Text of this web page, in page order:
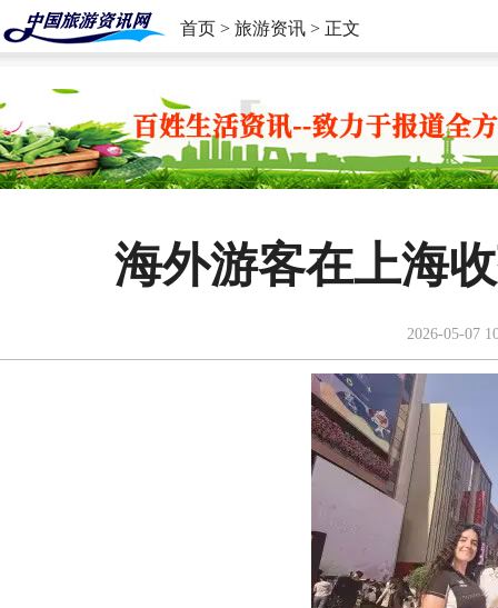
首页 > 旅游资讯 > 正文
海外游客在上海
2026-05-07